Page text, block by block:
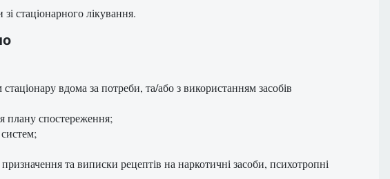
стаціонарного лікування.
вдома за потреби, та/або з використанням засобів
плану спостереження;
та виписки рецептів на наркотичні засоби, психотропні